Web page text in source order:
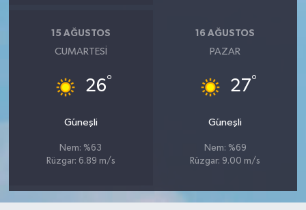
15 AĞUSTOS
CUMARTESI
26°
Güneşli
Nem: %63
Rüzgar: 6.89 m/s
16 AĞUSTOS
PAZAR
27°
Güneşli
Nem: %69
Rüzgar: 9.00 m/s